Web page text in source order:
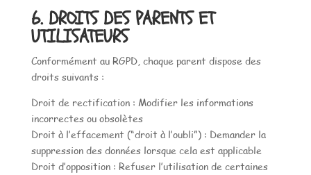
6. DROITS DES PARENTS ET
UTILISATEURS
Conformément au RGPD, chaque parent dispose des
droits suivants :
Droit de rectification : Modifier les informations
incorrectes ou obsolètes
Droit à l’effacement (“droit à l’oubli”) : Demander la
suppression des données lorsque cela est applicable
Droit d’opposition : Refuser l’utilisation de certaines